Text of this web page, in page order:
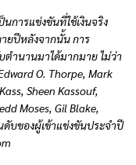
การแข่งขันที่ใช้เงินจริง
ยปีหลังจากนั้น การ
ตำนานมาได้มากมาย ไม่ว่า
O. Thorpe, Mark
Sheen Kassouf,
Moses, Gil Blake,
ดับของผู้เข้าแข่งขันประจำปี